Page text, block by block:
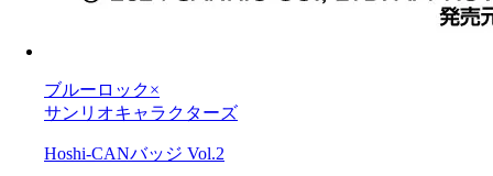
ブルーロック×
サンリオキャラクターズ
Hoshi-CANバッジ Vol.2